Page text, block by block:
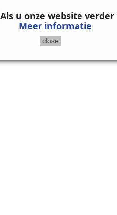
Als u onze website
Meer informatie
close